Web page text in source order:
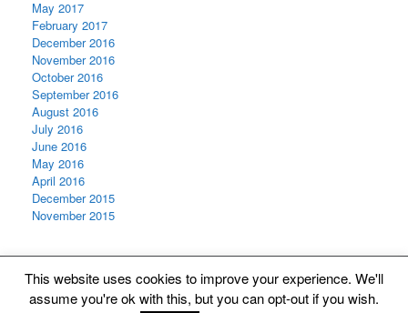
May 2017
February 2017
December 2016
November 2016
October 2016
September 2016
August 2016
July 2016
June 2016
May 2016
April 2016
December 2015
November 2015
This website uses cookies to improve your experience. We'll
assume you're ok with this, but you can opt-out if you wish.